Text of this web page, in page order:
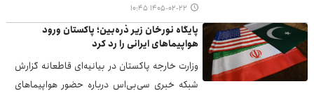
۱۴۰۵-۰۲-۲۲ ۱۰:۴۵
پایگاه نورخان زیر ذره‌بین؛ پاکستان ورود
هواپیماهای ایرانی را رد کرد
وزارت خارجه پاکستان در بیانیه‌ای قاطعانه گزارش
شبکه خبری سی‌بی‌اس درباره حضور هواپیماهای